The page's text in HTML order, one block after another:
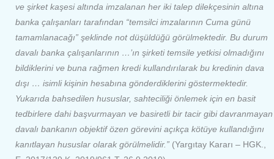
ve şirket kaşesi altında imzalanan her iki talep dilekçesinin altına
banka çalışanları tarafından “temsilci imzalarının Cuma günü
tamamlanacağı” şeklinde not düşüldüğü görülmektedir. Bu durum
davalı banka çalışanlarının …’ın şirketi temsile yetkisi olmadığını
bildiklerini ve buna rağmen kredi kullandırılarak bu kredinin dava
dışı … isimli kişinin hesabına gönderdiklerini göstermektedir.
Yukarıda bahsedilen hususlar, sahteciliği önlemek için en basit
tedbirlere dahi başvurmayan ve basiretli bir tacir gibi davranmayan
davalı bankanın objektif özen görevini açıkça kötüye kullandığını
kanıtlayan hususlar olarak görülmelidir.” (Yargıtay Kararı – HGK.,